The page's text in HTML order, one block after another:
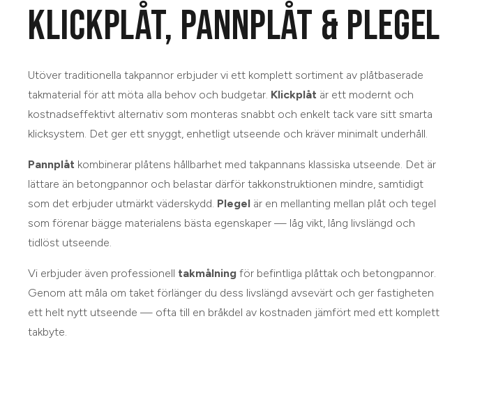
KLICKPLÅT, PANNPLÅT & PLEGEL
Utöver traditionella takpannor erbjuder vi ett komplett sortiment av plåtbaserade
takmaterial för att möta alla behov och budgetar. Klickplåt är ett modernt och
kostnadseffektivt alternativ som monteras snabbt och enkelt tack vare sitt smarta
klicksystem. Det ger ett snyggt, enhetligt utseende och kräver minimalt underhåll.
Pannplåt kombinerar plåtens hållbarhet med takpannans klassiska utseende. Det är
lättare än betongpannor och belastar därför takkonstruktionen mindre, samtidigt
som det erbjuder utmärkt väderskydd. Plegel är en mellanting mellan plåt och tegel
som förenar bägge materialens bästa egenskaper — låg vikt, lång livslängd och
tidlöst utseende.
Vi erbjuder även professionell takmålning för befintliga plåttak och betongpannor.
Genom att måla om taket förlänger du dess livslängd avsevärt och ger fastigheten
ett helt nytt utseende — ofta till en bråkdel av kostnaden jämfört med ett komplett
takbyte.